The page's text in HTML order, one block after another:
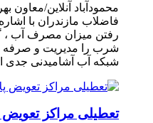
محمودآباد آنلاین/
فاضلاب مازندران با
رفتن میزان مصرف آب
شرب را مدیریت و صرفه
شبکه آب آشامیدنی
تعطیلی مراکز تعویض